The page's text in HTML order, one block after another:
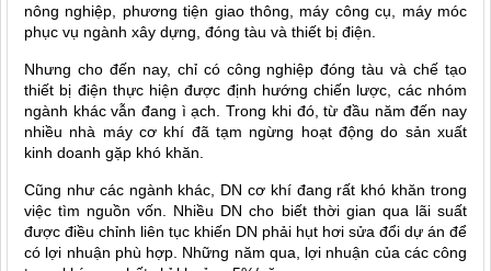
nông nghiệp, phương tiện giao thông, máy công cụ, máy móc
phục vụ ngành xây dựng, đóng tàu và thiết bị điện.
Nhưng cho đến nay, chỉ có công nghiệp đóng tàu và chế tạo
thiết bị điện thực hiện được định hướng chiến lược, các nhóm
ngành khác vẫn đang ì ạch. Trong khi đó, từ đầu năm đến nay
nhiều nhà máy cơ khí đã tạm ngừng hoạt động do sản xuất
kinh doanh gặp khó khăn.
Cũng như các ngành khác, DN cơ khí đang rất khó khăn trong
việc tìm nguồn vốn. Nhiều DN cho biết thời gian qua lãi suất
được điều chỉnh liên tục khiến DN phải hụt hơi sửa đổi dự án để
có lợi nhuận phù hợp. Những năm qua, lợi nhuận của các công